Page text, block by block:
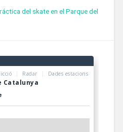
del skate en el Parque del